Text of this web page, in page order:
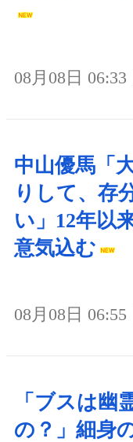
08月08日 06:33
中山優馬「
りして、存
い」12年以
意気込む
08月08日 06:55
「ブスは幽
の？」細身